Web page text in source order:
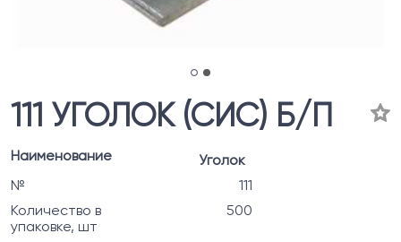
111 УГОЛОК (СИС) Б/П
Наименование
Уголок
№
111
Количество в
упаковке, шт
500